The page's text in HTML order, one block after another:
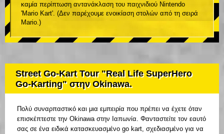
καμία περίπτωση αντανάκλαση του παιχνιδιού Nintendo
'Mario Kart'. (Δεν παρέχουμε ενοικίαση στολών από τη σειρά
Mario.)
Street Go-Kart Tour "Real Life SuperHero
Go-Karting" στην Okinawa.
Πολύ συναρπαστικό και μια εμπειρία που πρέπει να έχετε όταν
επισκέπτεστε την Okinawa στην Ιαπωνία. Φανταστείτε τον εαυτό
σας σε ένα ειδικά κατασκευασμένο go kart, σχεδιασμένο για να